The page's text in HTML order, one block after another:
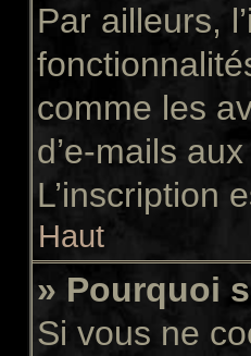
Par ailleurs,
comme les
d’e-mails
L’inscription
Haut
» Pourquoi
Si vous ne